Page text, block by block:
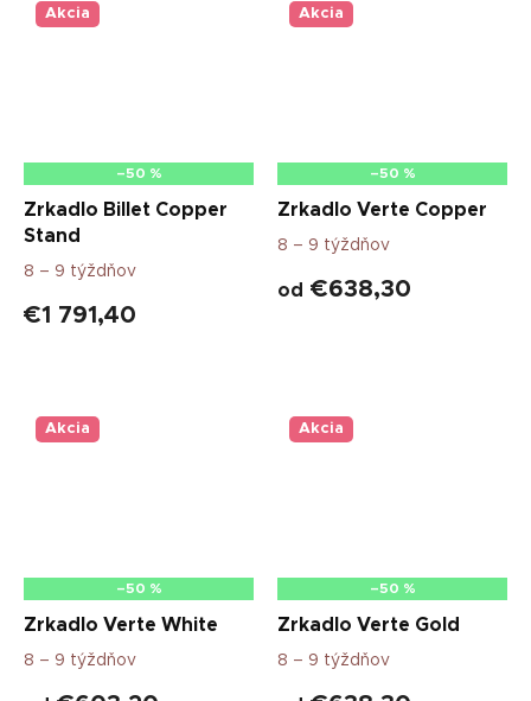
Akcia
–50 %
Zrkadlo Billet Copper
Stand
8 – 9 týždňov
€1 791,40
Akcia
–50 %
Zrkadlo Verte Copper
8 – 9 týždňov
od €638,30
Akcia
–50 %
Zrkadlo Verte White
8 – 9 týždňov
Akcia
–50 %
Zrkadlo Verte Gold
8 – 9 týždňov